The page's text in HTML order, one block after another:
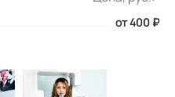
от 400 ₽